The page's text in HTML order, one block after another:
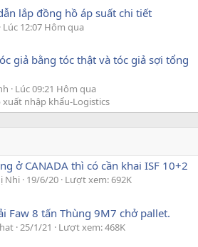
lắp đồng hồ áp suất chi tiết
Lúc 12:07 Hôm qua
giả bằng tóc thật và tóc giả sợi tổng
Lúc 09:21 Hôm qua
nhập khẩu-Logistics
ở CANADA thì có cần khai ISF 10+2
Nhi 19/6/20 Lượt xem: 692K
Faw 8 tấn Thùng 9M7 chở pallet.
25/1/21
Lượt xem: 468K